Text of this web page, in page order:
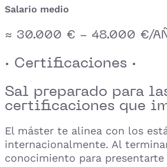
Salario medio
≈ 30.000 € - 48.000 €/
· Certificaciones ·
Sal preparado para
certificaciones que
El máster te alinea con los
internacionalmente. Al
conocimiento para presentarte